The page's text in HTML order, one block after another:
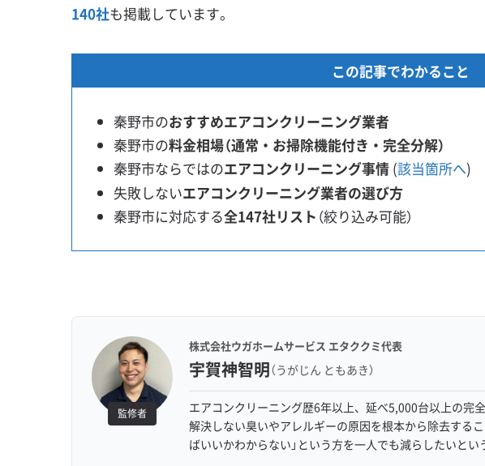
140社も掲載しています。
この記事でわかること
秦野市のおすすめエアコンクリーニング業者
秦野市の料金相場（通常・お掃除機能付き・完全分解）
秦野市ならではのエアコンクリーニング事情 (該当箇所へ)
失敗しないエアコンクリーニング業者の選び方
秦野市に対応する全147社リスト （絞り込み可能）
監修者
株式会社ウガホームサービス エタククミ代表
宇賀神智明（うがじん ともあき）
エアコンクリーニング歴6年以上、延べ5,000台以上の完
解決しない臭いやアレルギーの原因を根本から除去する
ばいいかわからない」という方を一人でも減らしたいとい